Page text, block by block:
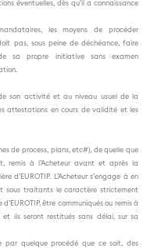
éventuelles, dès qu’il a connaissance
les moyens de procéder
pas, sous peine de déchéance, faire
sa propre initiative sans examen
son activité et au niveau usuel de la
attestations en cours de validité et les
de process, plans, etc#), de quelle que
remis à l’Acheteur avant et après la
d’EUROTIP. L’Acheteur s’engage à en
sous traitants le caractère strictement
être communiqués ou remis à
et ils seront restitués sans délai, sur sa
par quelque procédé que ce soit, des